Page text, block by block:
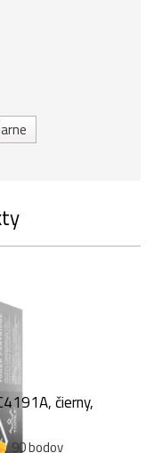
čierny,
90 bodov